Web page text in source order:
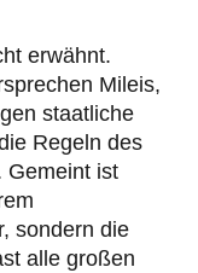
erwähnt.
Mileis,
staatliche
Regeln des
Gemeint ist
sondern die
alle großen